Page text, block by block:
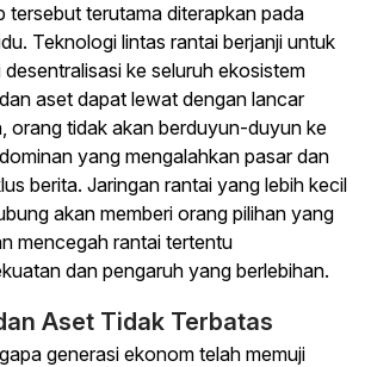
tersebut terutama diterapkan pada
Teknologi lintas rantai berjanji untuk
desentralisasi ke seluruh ekosistem
aset dapat lewat dengan lancar
orang tidak akan berduyun-duyun ke
yang mengalahkan pasar dan
berita. Jaringan rantai yang lebih kecil
akan memberi orang pilihan yang
mencegah rantai tertentu
dan pengaruh yang berlebihan.
Aset Tidak Terbatas
generasi ekonom telah memuji